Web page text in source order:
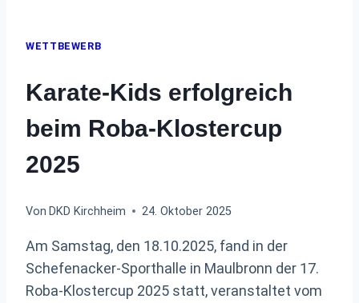
WETTBEWERB
Karate-Kids erfolgreich
beim Roba-Klostercup
2025
Von DKD Kirchheim 24. Oktober 2025
Am Samstag, den 18.10.2025, fand in der
Schefenacker-Sporthalle in Maulbronn der 17.
Roba-Klostercup 2025 statt, veranstaltet vom